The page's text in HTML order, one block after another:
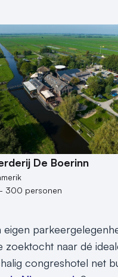
De Boerinn
300 personen
zoektocht naar dé
congreshotel net